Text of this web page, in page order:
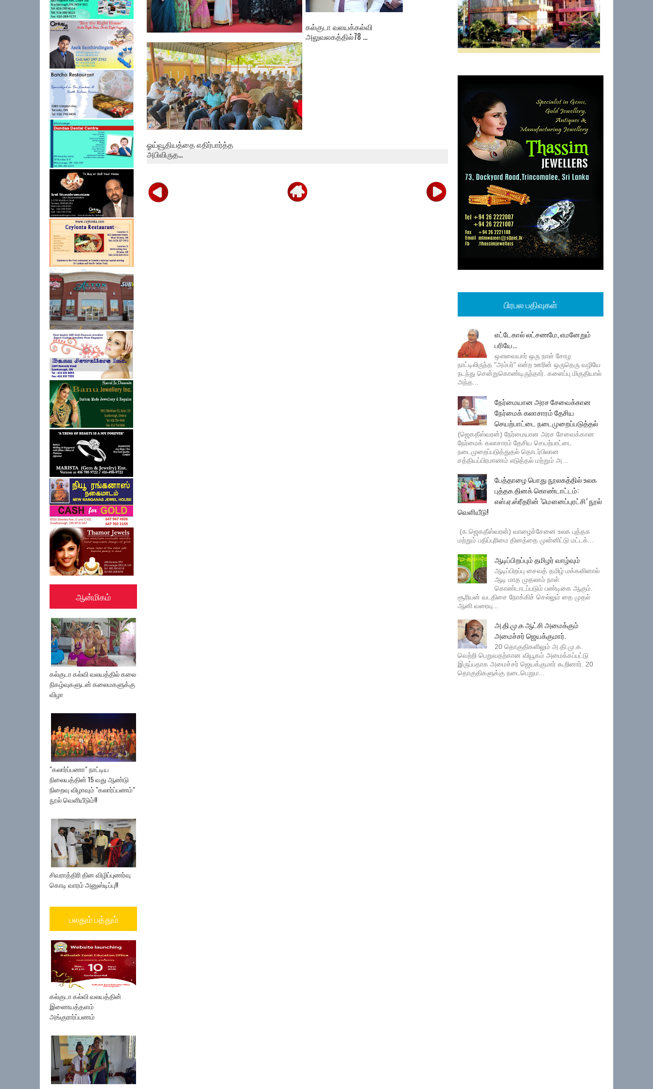
ஆன்மிகம்
கல்குடா கல்வி வலயத்தில் கலை
நிகழ்வுகளுடன் கலைமகளுக்கு
விழா
"கலார்ப்பணா" நாட்டிய
நிலையத்தின் 15 வது ஆண்டு
நிறைவு விழாவும் "கலார்ப்பணம்"
நூல் வெளியீடும்!!
சிவராத்திரி தின விழிப்புணர்வு
கொடி வாரம் அனுஸ்டிப்பு!!
பலதும் பத்தும்
கல்குடா கல்வி வலயத்தின்
இணையத்தளம்
அங்குரார்ப்பணம்
பேத்தாழை பொது நூலகத்தில்
உலக புத்தக...
கல்குடா வலயக்கல்வி
அலுவலகத்தில்78 ...
ஓய்வூதியத்தை எதிர்பார்த்த
அபிவிருத...
பிரபல பதிவுகள்
எட்டேகால் லட்சணமே, எமனேறும்
பரியே...
ஔவையார் ஒரு நாள் சோழ
நாட்டிலிருந்த "அம்பர்" என்ற ஊரின் ஒருதெரு வழியே
நடந்து சென்றுகொண்டிருந்தார். களைப்பு மிகுதியால்
அந்த...
நேர்மையான அரச சேவைக்கான
நேர்மைக் கலாசாரம் தேசிய
செயற்பாட்டை நடைமுறைப்படுத்தல்
(ஜெகதீஸ்வரன்) நேர்மையான அரச சேவைக்கான
நேர்மைக் கலாசாரம் தேசிய செயற்பாட்டை
நடைமுறைப்படுத்துதல் தொடர்பிலான
சத்தியப்பிரமாணம் எடுத்தல் மற்றும் அ...
பேத்தாழை பொது நூலகத்தில் உலக
புத்தக தினக் கொண்டாட்டம்:
எஸ்.ஏ.ஸ்ரீதரின் ‘மௌனப்புரட்சி’ நூல்
வெளியீடு!
(க.ஜெகதீஸ்வரன்) வாழைச்சேனை உலக புத்தக
மற்றும் பதிப்புரிமை தினத்தை முன்னிட்டு மட்டக்...
ஆடிப்பிறப்பும் தமிழர் வாழ்வும்
ஆடிப்பிறப்பு சைவத் தமிழ் மக்களினால்
ஆடி மாத முதலாம் நாள்
கொண்டாடப்படும் பண்டிகை ஆகும்.
சூரியன் வடதிசை நோக்கிச் செல்லும் தை முதல்
ஆனி வரையு...
அ.தி.மு.க ஆட்சி அமைக்கும்
அமைச்சர் ஜெயக்குமார்.
20 தொகுதிகளிலும் அ.தி.மு.க.
வெற்றி பெறுவதற்கான வியூகம் அமைக்கப்பட்டு
இருப்பதாக அமைச்சர் ஜெயக்குமார் கூறினார். 20
தொகுதிகளுக்கு நடைபெறும...